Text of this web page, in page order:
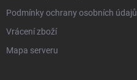
Podmínky ochrany osobních údajů
Vrácení zboží
Mapa serveru